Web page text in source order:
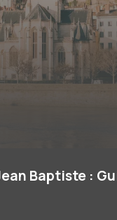
Baptiste :